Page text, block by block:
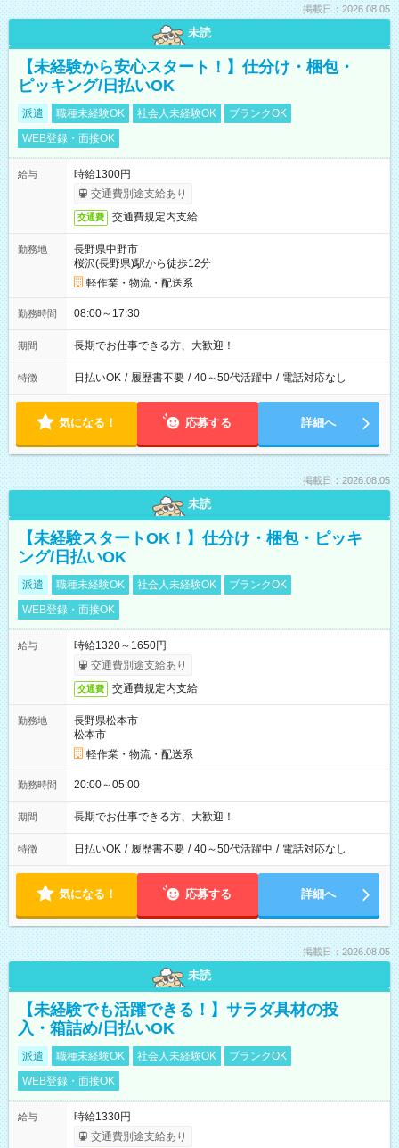
掲載日：2026.08.05
未読
【未経験から安心スタート！】仕分け・梱包・
ピッキング/日払いOK
派遣 職種未経験OK 社会人未経験OK
ブランクOK
WEB登録・面接OK
給与
時給1300円
交通費別途支給あり
交通費 交通費規定内支給
勤務地
長野県中野市
桜沢(長野県)駅から徒歩12分
軽作業・物流・配送系
勤務時間 08:00～17:30
期間 長期でお仕事できる方、大歓迎！
特徴 日払いOK / 履歴書不要 / 40～50代活躍中 / 電話対応なし
気になる！ 応募する 詳細へ
掲載日：2026.08.05
未読
【未経験スタートOK！】仕分け・梱包・ピッキ
ング/日払いOK
派遣 職種未経験OK 社会人未経験OK
ブランクOK
WEB登録・面接OK
給与
時給1320～1650円
交通費別途支給あり
交通費 交通費規定内支給
勤務地
長野県松本市
松本市
軽作業・物流・配送系
勤務時間 20:00～05:00
期間 長期でお仕事できる方、大歓迎！
特徴 日払いOK / 履歴書不要 / 40～50代活躍中 / 電話対応なし
気になる！ 応募する 詳細へ
掲載日：2026.08.05
未読
【未経験でも活躍できる！】サラダ具材の投
入・箱詰め/日払いOK
派遣 職種未経験OK 社会人未経験OK
ブランクOK
WEB登録・面接OK
給与
時給1330円
交通費別途支給あり